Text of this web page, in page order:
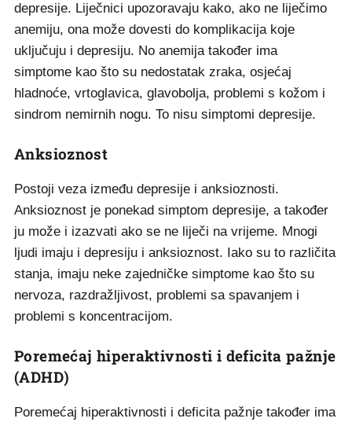
depresije. Liječnici upozoravaju kako, ako ne liječimo
anemiju, ona može dovesti do komplikacija koje
uključuju i depresiju. No anemija također ima
simptome kao što su nedostatak zraka, osjećaj
hladnoće, vrtoglavica, glavobolja, problemi s kožom i
sindrom nemirnih nogu. To nisu simptomi depresije.
Anksioznost
Postoji veza između depresije i anksioznosti.
Anksioznost je ponekad simptom depresije, a također
ju može i izazvati ako se ne liječi na vrijeme. Mnogi
ljudi imaju i depresiju i anksioznost. Iako su to različita
stanja, imaju neke zajedničke simptome kao što su
nervoza, razdražljivost, problemi sa spavanjem i
problemi s koncentracijom.
Poremećaj hiperaktivnosti i deficita pažnje
(ADHD)
Poremećaj hiperaktivnosti i deficita pažnje također ima